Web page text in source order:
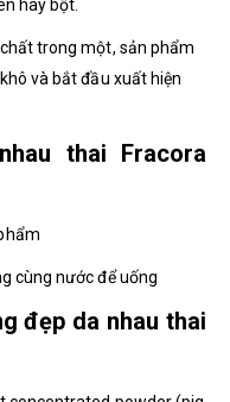
hay bột.
trong một, sản phẩm
và bắt đầu xuất hiện
thai Fracora
cùng nước để uống
đẹp da nhau thai